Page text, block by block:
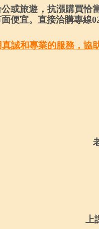
或旅遊，抗漲購買恰
便宜。直接洽購專線
真誠和專業的服務，協
上